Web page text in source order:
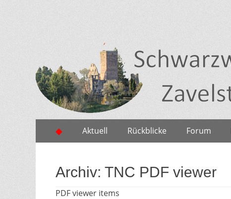
Erstes
Menü
Inhalt:
◆ Aktuell Rückblicke Forum
Archiv: TNC PDF viewer
PDF viewer items